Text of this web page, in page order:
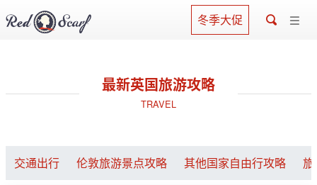
冬季大促
最新英国旅游攻略
TRAVEL
交通出行 伦敦旅游景点攻略 其他国家自由行攻略 旅